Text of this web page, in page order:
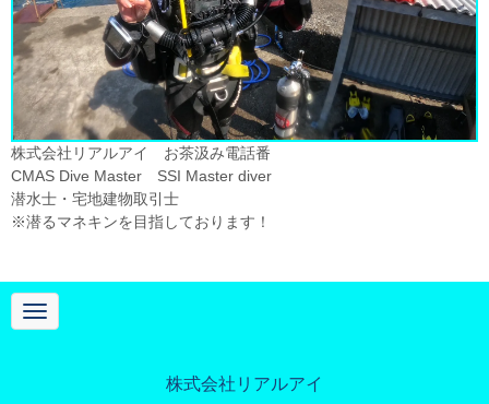
株式会社リアルアイ お茶汲み電話番
CMAS Dive Master SSI Master diver
潜水士・宅地建物取引士
※潜るマネキンを目指しております！
N
a
株式会社リアルアイ